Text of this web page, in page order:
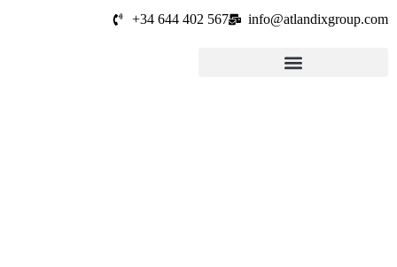
+34 644 402 567 info@atlandixgroup.com